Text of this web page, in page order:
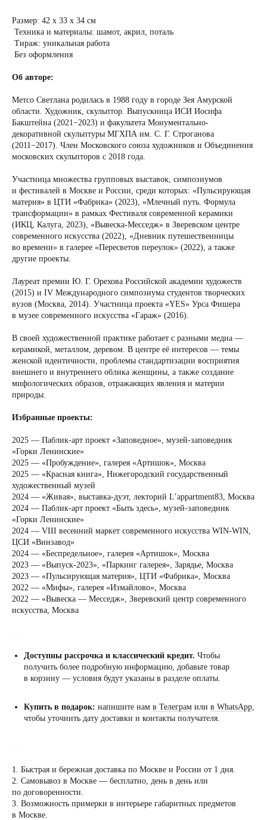
Размер: 42 х 33 х 34 см
Техника и материалы: шамот, акрил, поталь
Тираж: уникальная работа
Без оформления
Об авторе:
Метсо Светлана родилась в 1988 году в городе Зея Амурской
области. Художник, скульптор. Выпускница ИСИ Иосифа
Бакштейна (2021−2023) и факультета Монументально-
декоративной скульптуры МГХПА им. С. Г. Строганова
(2011−2017). Член Московского союза художников и Объединения
московских скульпторов с 2018 года.
Участница множества групповых выставок, симпозиумов
и фестивалей в Москве и России, среди которых: «Пульсирующая
материя» в ЦТИ «Фабрика» (2023), «Млечный путь. Формула
трансформации» в рамках Фестиваля современной керамики
(ИКЦ, Калуга, 2023), «Вывеска-Месседж» в Зверевском центре
современного искусства (2022), «Дневник путешественницы
во времени» в галерее «Пересветов переулок» (2022), а также
другие проекты.
Лауреат премии Ю. Г. Орехова Российской академии художеств
(2015) и IV Международного симпозиума студентов творческих
вузов (Москва, 2014). Участница проекта «YES» Урса Фишера
в музее современного искусства «Гараж» (2016).
В своей художественной практике работает с разными медиа —
керамикой, металлом, деревом. В центре её интересов — темы
женской идентичности, проблемы стандартизации восприятия
внешнего и внутреннего облика женщины, а также создание
мифологических образов, отражающих явления и материи
природы.
Избранные проекты:
2025 — Паблик-арт проект «Заповедное», музей-заповедник
«Горки Ленинские»
2025 — «Пробуждение», галерея «Артишок», Москва
2025 — «Красная книга», Нижегородский государственный
художественный музей
2024 — «Живая», выставка-дуэт, лекторий L’appartment83, Москва
2024 — Паблик-арт проект «Быть здесь», музей-заповедник
«Горки Ленинские»
2024 — VIII весенний маркет современного искусства WIN-WIN,
ЦСИ «Винзавод»
2024 — «Беспредельное», галерея «Артишок», Москва
2023 — «Выпуск-2023», «Паркинг галерея», Зарядье, Москва
2023 — «Пульсирующая материя», ЦТИ «Фабрика», Москва
2022 — «Мифы», галерея «Измайлово», Москва
2022 — «Вывеска — Месседж», Зверевский центр современного
искусства, Москва
…
Доступны рассрочка и классический кредит. Чтобы
получить более подробную информацию, добавьте товар
в корзину — условия будут указаны в разделе оплаты.
Купить в подарок: напишите нам в Телеграм или в WhatsApp,
чтобы уточнить дату доставки и контакты получателя.
…
1. Быстрая и бережная доставка по Москве и России от 1 дня.
2. Самовывоз в Москве — бесплатно, день в день или
по договоренности.
3. Возможность примерки в интерьере габаритных предметов
в Москве.
по предварительной